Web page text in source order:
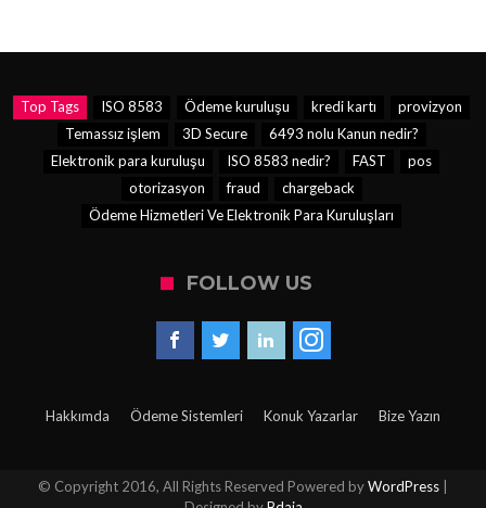
Top Tags ISO 8583 Ödeme kuruluşu kredi kartı
provizyon
Temassız işlem
3D Secure
6493 nolu Kanun nedir?
Elektronik para kuruluşu
ISO 8583 nedir? FAST
pos
otorizasyon
fraud
chargeback
Ödeme Hizmetleri Ve Elektronik Para Kuruluşları
FOLLOW US
Hakkımda Ödeme Sistemleri Konuk Yazarlar Bize Yazın
© Copyright 2016, All Rights Reserved Powered byWordPress